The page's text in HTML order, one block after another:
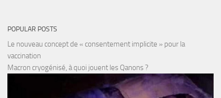
POPULAR POSTS
Le nouveau concept de « consentement implicite » pour la
vaccination
Macron cryogénisé, à quoi jouent les Qanons ?